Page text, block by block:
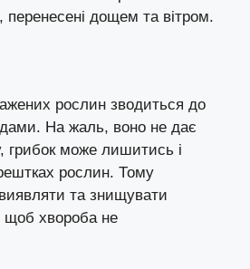
перенесені дощем та вітром.
рослин зводиться до
На жаль, воно не дає
грибок може лишитись і
рослин. Тому
та знищувати
щоб хвороба не